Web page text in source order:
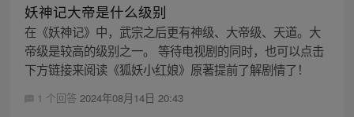
妖神记大帝是什么级别
在《妖神记》中，武宗之后更有神级、大帝级、天道。大
帝级是较高的级别之一。 等待电视剧的同时，也可以点击
下方链接来阅读《狐妖小红娘》原著提前了解剧情了！
1 个回答 2024年08月14日 20:43